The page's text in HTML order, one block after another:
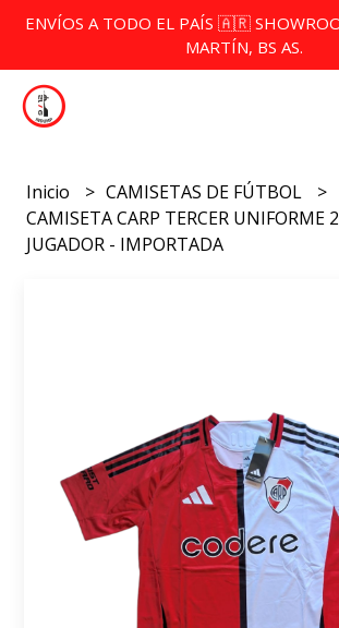
ENVÍOS A TODO EL PAÍS 🇦🇷
MARTÍN, BS AS.
Inicio
CAMISETAS DE FÚTBOL
CAMISETA CARP TERCER UNIFORME
JUGADOR - IMPORTADA